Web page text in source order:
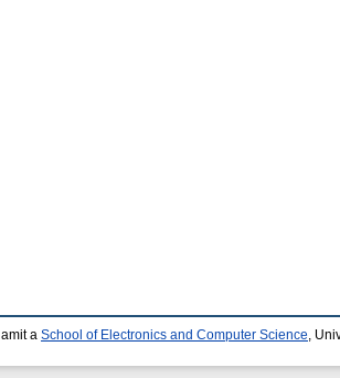
amit a School of Electronics and Computer Science ,